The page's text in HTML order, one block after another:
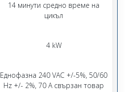
14 минути средно време на
цикъл
4 kW
Еднофазна 240 VAC +/-5%, 50/60
Hz +/- 2%, 70 A свързан товар